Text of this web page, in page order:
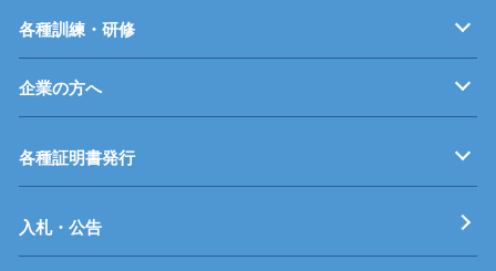
募集要項
オープンキャンパス
受験料等
高校連携案内
各種訓練・研修
企業従業員の方へ
再就職を考えている方へ
障がいのある方へ
企業の方へ
事業主推薦について
インターンシップについて
学生の求人について
各種証明書発行
工科短期大学校
技術専門校
ガス溶接技能講習
各種特別教育
入札・公告